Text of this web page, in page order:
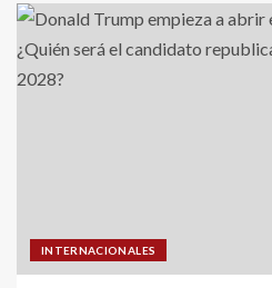
INTERNACIONALES